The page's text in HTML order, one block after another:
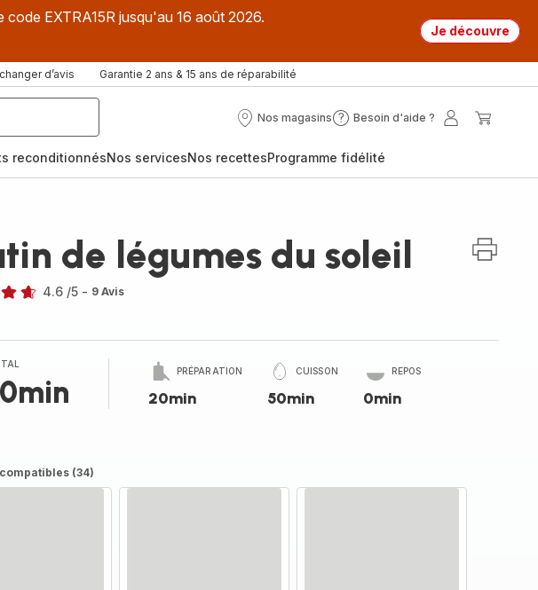
EXTRA15R jusqu'au 16 août 2026.
Je découvre
d’avis Garantie 2 ans & 15 ans de réparabilité
Nos magasins
Nos
Besoin d'aide ?
Besoin
?
Mon
reconditionnésNos servicesNos recettesProgramme fidélité
de légumes du soleil
4.6 /5 - 9 Avis
PRÉPARATION
20min
CUISSON
50min
REPOS
0min
(34)